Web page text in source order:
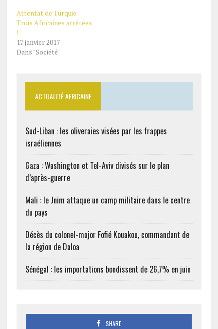
Attentat de Turquie :
Trois Africaines arrêtées
!
17 janvier 2017
Dans "Société"
ACTUALITÉ AFRICAINE
Sud-Liban : les oliveraies visées par les frappes
israéliennes
Gaza : Washington et Tel-Aviv divisés sur le plan
d’après-guerre
Mali : le Jnim attaque un camp militaire dans le centre
du pays
Décès du colonel-major Fofié Kouakou, commandant de
la région de Daloa
Sénégal : les importations bondissent de 26,7% en juin
SHARE